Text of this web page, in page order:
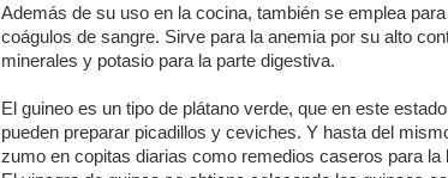
Además de su uso en la cocina, también se emplea
coágulos de sangre. Sirve para la anemia por su alto
minerales y potasio para la parte digestiva.
El guineo es un tipo de plátano verde, que en este
pueden preparar picadillos y ceviches. Y hasta del
zumo en copitas diarias como remedios caseros para la